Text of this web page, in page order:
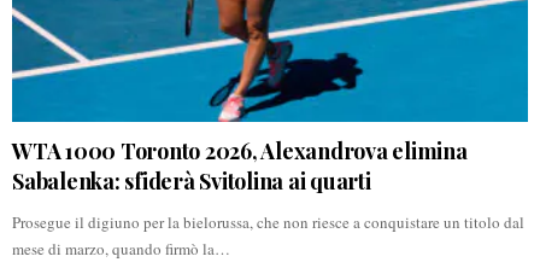
WTA 1000 Toronto 2026, Alexandrova elimina
Sabalenka: sfiderà Svitolina ai quarti
Prosegue il digiuno per la bielorussa, che non riesce a conquistare un titolo dal
mese di marzo, quando firmò la…